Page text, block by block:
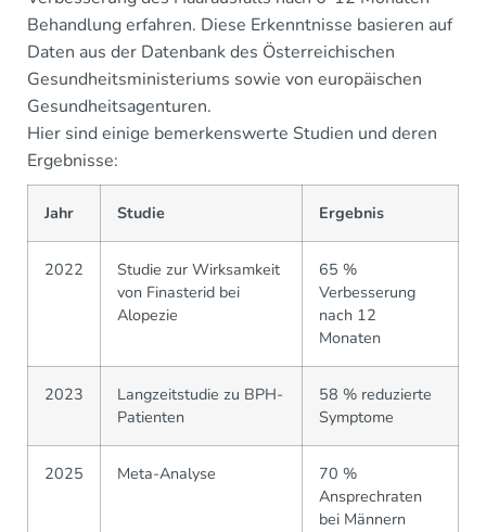
Behandlung erfahren. Diese Erkenntnisse basieren auf
Daten aus der Datenbank des Österreichischen
Gesundheitsministeriums sowie von europäischen
Gesundheitsagenturen.
Hier sind einige bemerkenswerte Studien und deren
Ergebnisse:
Jahr Studie Ergebnis
2022
Studie zur Wirksamkeit
von Finasterid bei
Alopezie
65 %
Verbesserung
nach 12
Monaten
2023
Langzeitstudie zu BPH-
Patienten
58 % reduzierte
Symptome
2025 Meta-Analyse
70 %
Ansprechraten
bei Männern